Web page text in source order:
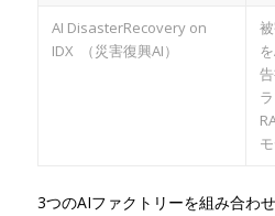
AI DisasterRecovery on
IDX （災害復興AI）
3つのAIファクトリーを組み合わ